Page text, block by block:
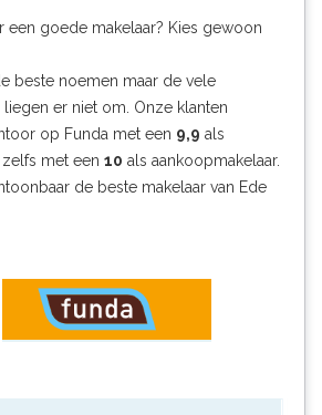
een goede makelaar? Kies gewoon
beste noemen maar de vele
er niet om. Onze klanten
op Funda met een 9,9 als
met een 10 als aankoopmakelaar.
de beste makelaar van Ede